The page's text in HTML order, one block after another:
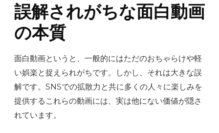
誤解されがちな面白動画
の本質
面白動画というと、一般的にはただのおちゃらけや軽
い娯楽と捉えられがちです。しかし、それは大きな誤
解です。SNSでの拡散力と共に多くの人々に楽しみを
提供するこれらの動画には、実は他にない価値が隠さ
れています。